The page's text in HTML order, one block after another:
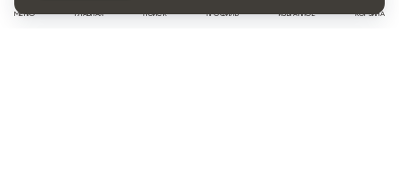
МЕНЮ ГЛАВНАЯ ПОИСК ПРОФИЛЬ ИЗБРАННОЕ КОРЗИНА